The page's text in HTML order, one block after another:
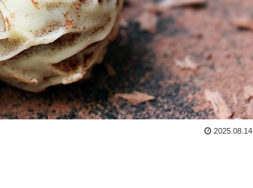
2025.08.14